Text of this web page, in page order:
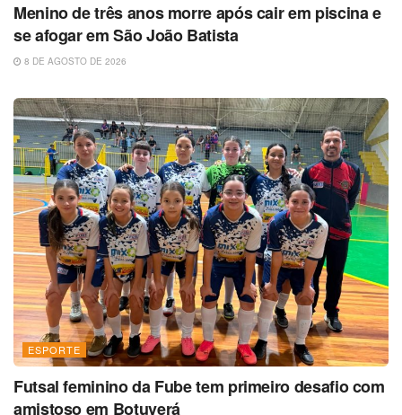
Menino de três anos morre após cair em piscina e
se afogar em São João Batista
8 DE AGOSTO DE 2026
ESPORTE
Futsal feminino da Fube tem primeiro desafio com
amistoso em Botuverá